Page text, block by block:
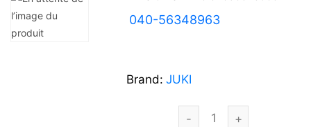
040-56348963
Brand: JUKI